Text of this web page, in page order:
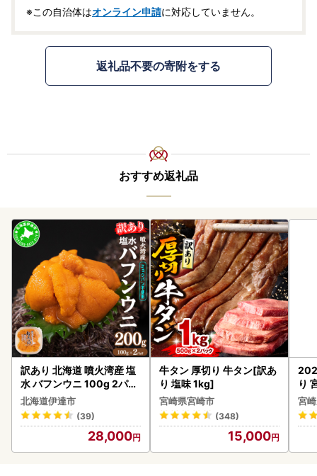
※この自治体はオンライン申請に対応していません。
返礼品不要の寄附をする
おすすめ返礼品
訳あり 北海道 噴火湾産 塩
水 バフンウニ 100g 2パッ
ク 計200g 《アフター保証
付き》うに ウニ 雲丹 海鮮
海の幸 魚介類 ウニ丼 お寿
司 濃厚 無添加 産地直送 お
取り寄せ 山村水産 送料無
北海道伊達市
(39)
28,000
牛タン 厚切り 牛タン[訳あ
り 塩味 1kg]
宮崎県宮崎市
(348)
15,000
り
宮